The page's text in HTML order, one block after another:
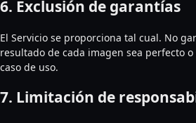
6. Exclusión de garantías
El Servicio se proporciona tal cual. No
resultado de cada imagen sea perfecto
caso de uso.
7. Limitación de